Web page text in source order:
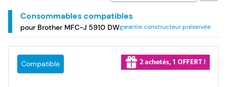
Consommables compatibles
garantie constructeur préservée
pour Brother MFC-J 5910 DW
Compatible